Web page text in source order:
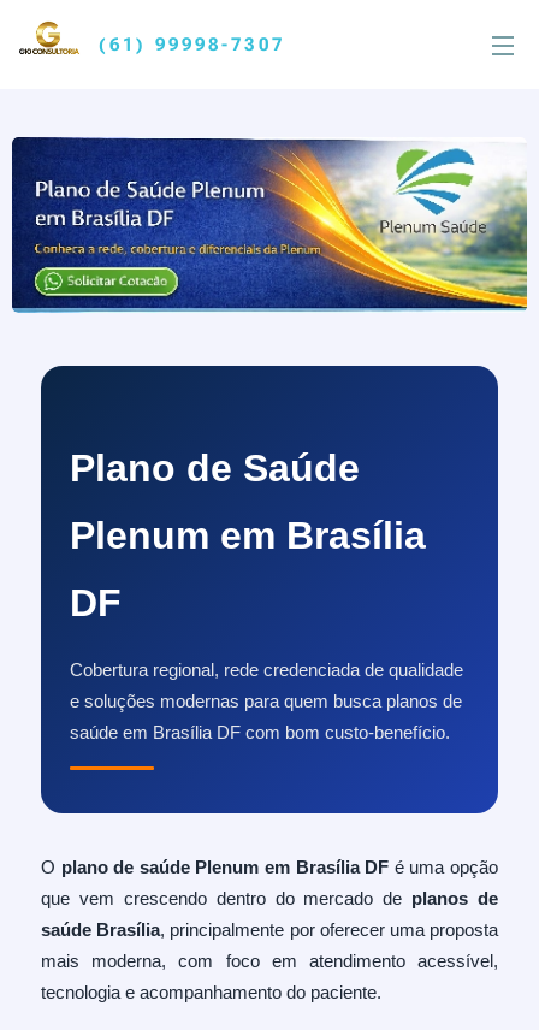
(61) 99998-7307
Plano de Saúde
Plenum em Brasília
DF
Cobertura regional, rede credenciada de qualidade
e soluções modernas para quem busca planos de
saúde em Brasília DF com bom custo-benefício.
O plano de saúde Plenum em Brasília DF é uma opção
que vem crescendo dentro do mercado de planos de
saúde Brasília, principalmente por oferecer uma proposta
mais moderna, com foco em atendimento acessível,
tecnologia e acompanhamento do paciente.